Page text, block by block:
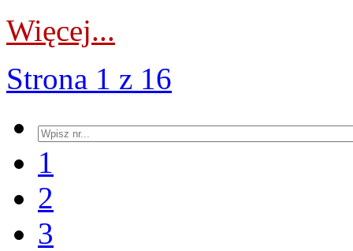
Więcej...
Strona 1 z 16
1
2
3